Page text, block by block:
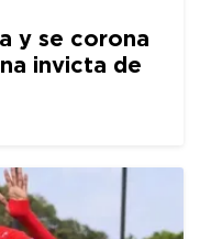
y se corona
invicta de